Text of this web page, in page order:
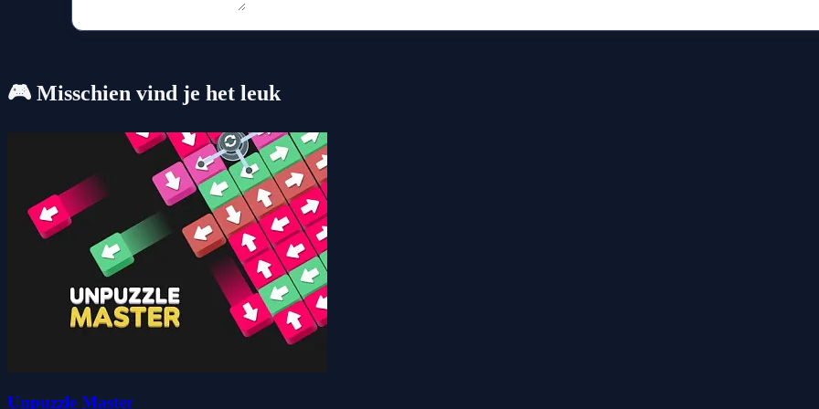
🎮 Misschien vind je het leuk
Unpuzzle Master